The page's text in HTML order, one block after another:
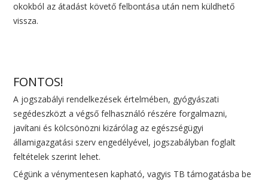
okokból az átadást követő felbontása után nem küldhető
vissza.
FONTOS!
A jogszabályi rendelkezések értelmében, gyógyászati
segédeszközt a végső felhasználó részére forgalmazni,
javítani és kölcsönözni kizárólag az egészségügyi
államigazgatási szerv engedélyével, jogszabályban foglalt
feltételek szerint lehet.
Cégünk a vénymentesen kapható, vagyis TB támogatásba be